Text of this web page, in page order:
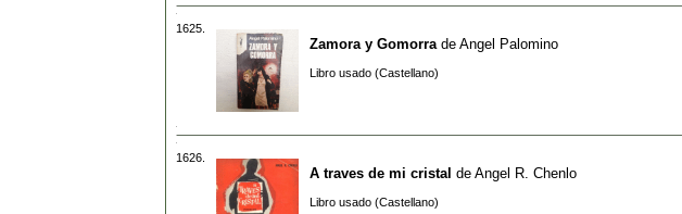
1625.
Zamora y Gomorra de Angel Palomino
Libro usado (Castellano)
1626.
A traves de mi cristal de Angel R. Chenlo
Libro usado (Castellano)